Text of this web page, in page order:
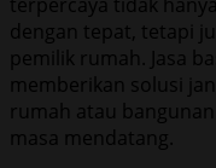
dengan tepat, tetapi
pemilik rumah. Jasa
memberikan solusi
rumah atau
masa mendatang.